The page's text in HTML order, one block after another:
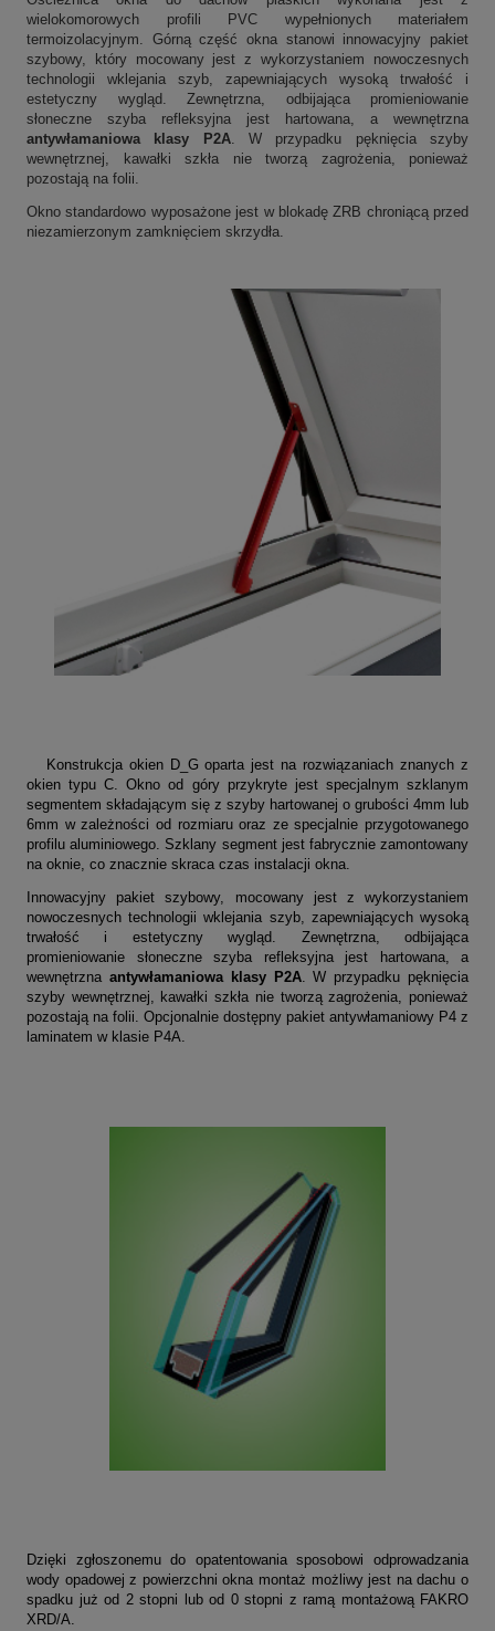
wielokomorowych profili PVC wypełnionych materiałem
termoizolacyjnym. Górną część okna stanowi innowacyjny pakiet
szybowy, który mocowany jest z wykorzystaniem nowoczesnych
technologii wklejania szyb, zapewniających wysoką trwałość i
estetyczny wygląd. Zewnętrzna, odbijająca promieniowanie
słoneczne szyba refleksyjna jest hartowana, a wewnętrzna
antywłamaniowa klasy P2A. W przypadku pęknięcia szyby
wewnętrznej, kawałki szkła nie tworzą zagrożenia, ponieważ
pozostają na folii.
Okno standardowo wyposażone jest w blokadę ZRB chroniącą przed
niezamierzonym zamknięciem skrzydła.
Konstrukcja okien D_G oparta jest na rozwiązaniach znanych z
okien typu C. Okno od góry przykryte jest specjalnym szklanym
segmentem składającym się z szyby hartowanej o grubości 4mm lub
6mm w zależności od rozmiaru oraz ze specjalnie przygotowanego
profilu aluminiowego. Szklany segment jest fabrycznie zamontowany
na oknie, co znacznie skraca czas instalacji okna.
Innowacyjny pakiet szybowy, mocowany jest z wykorzystaniem
nowoczesnych technologii wklejania szyb, zapewniających wysoką
trwałość i estetyczny wygląd. Zewnętrzna, odbijająca
promieniowanie słoneczne szyba refleksyjna jest hartowana, a
wewnętrzna antywłamaniowa klasy P2A. W przypadku pęknięcia
szyby wewnętrznej, kawałki szkła nie tworzą zagrożenia, ponieważ
pozostają na folii. Opcjonalnie dostępny pakiet antywłamaniowy P4 z
laminatem w klasie P4A.
Dzięki zgłoszonemu do opatentowania sposobowi odprowadzania
wody opadowej z powierzchni okna montaż możliwy jest na dachu o
spadku już od 2 stopni lub od 0 stopni z ramą montażową FAKRO
XRD/A.